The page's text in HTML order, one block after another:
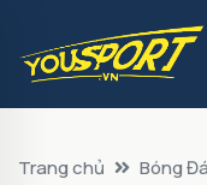
Trang chủ Bóng Đá